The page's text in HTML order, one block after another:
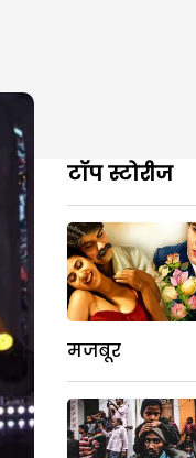
टॉप स्टोरीज
मजबूर